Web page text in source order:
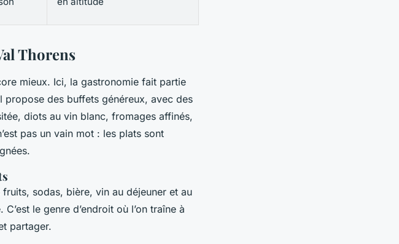
Thorens
mieux. Ici, la gastronomie fait partie
propose des buffets généreux, avec des
diots au vin blanc, fromages affinés,
pas un vain mot : les plats sont
sodas, bière, vin au déjeuner et au
le genre d’endroit où l’on traîne à
partager.